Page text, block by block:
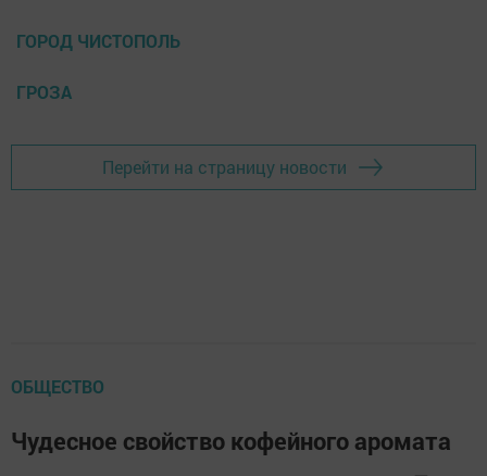
ГОРОД ЧИСТОПОЛЬ
ГРОЗА
Перейти на страницу новости
ОБЩЕСТВО
Чудесное свойство кофейного аромата